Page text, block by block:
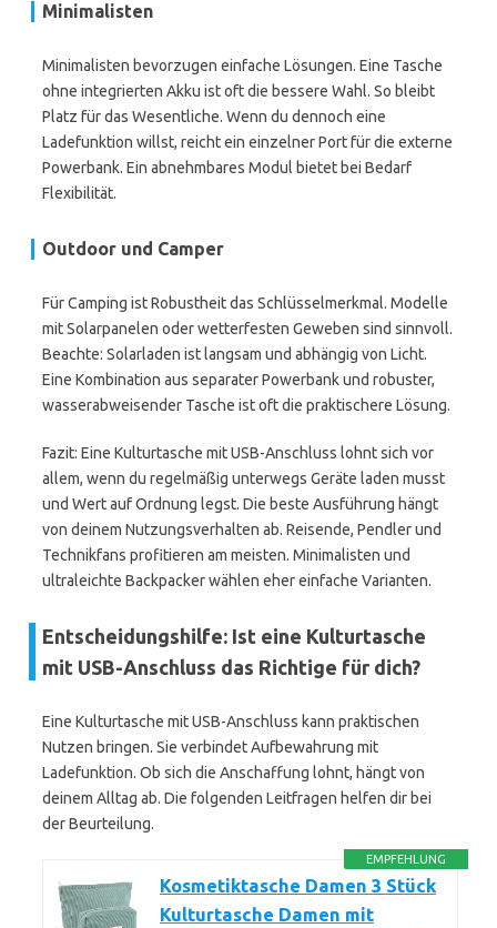
Minimalisten
Minimalisten bevorzugen einfache Lösungen. Eine Tasche
ohne integrierten Akku ist oft die bessere Wahl. So bleibt
Platz für das Wesentliche. Wenn du dennoch eine
Ladefunktion willst, reicht ein einzelner Port für die externe
Powerbank. Ein abnehmbares Modul bietet bei Bedarf
Flexibilität.
Outdoor und Camper
Für Camping ist Robustheit das Schlüsselmerkmal. Modelle
mit Solarpanelen oder wetterfesten Geweben sind sinnvoll.
Beachte: Solarladen ist langsam und abhängig von Licht.
Eine Kombination aus separater Powerbank und robuster,
wasserabweisender Tasche ist oft die praktischere Lösung.
Fazit: Eine Kulturtasche mit USB-Anschluss lohnt sich vor
allem, wenn du regelmäßig unterwegs Geräte laden musst
und Wert auf Ordnung legst. Die beste Ausführung hängt
von deinem Nutzungsverhalten ab. Reisende, Pendler und
Technikfans profitieren am meisten. Minimalisten und
ultraleichte Backpacker wählen eher einfache Varianten.
Entscheidungshilfe: Ist eine Kulturtasche
mit USB-Anschluss das Richtige für dich?
Eine Kulturtasche mit USB-Anschluss kann praktischen
Nutzen bringen. Sie verbindet Aufbewahrung mit
Ladefunktion. Ob sich die Anschaffung lohnt, hängt von
deinem Alltag ab. Die folgenden Leitfragen helfen dir bei
der Beurteilung.
EMPFEHLUNG
Kosmetiktasche Damen 3 Stück
Kulturtasche Damen mit